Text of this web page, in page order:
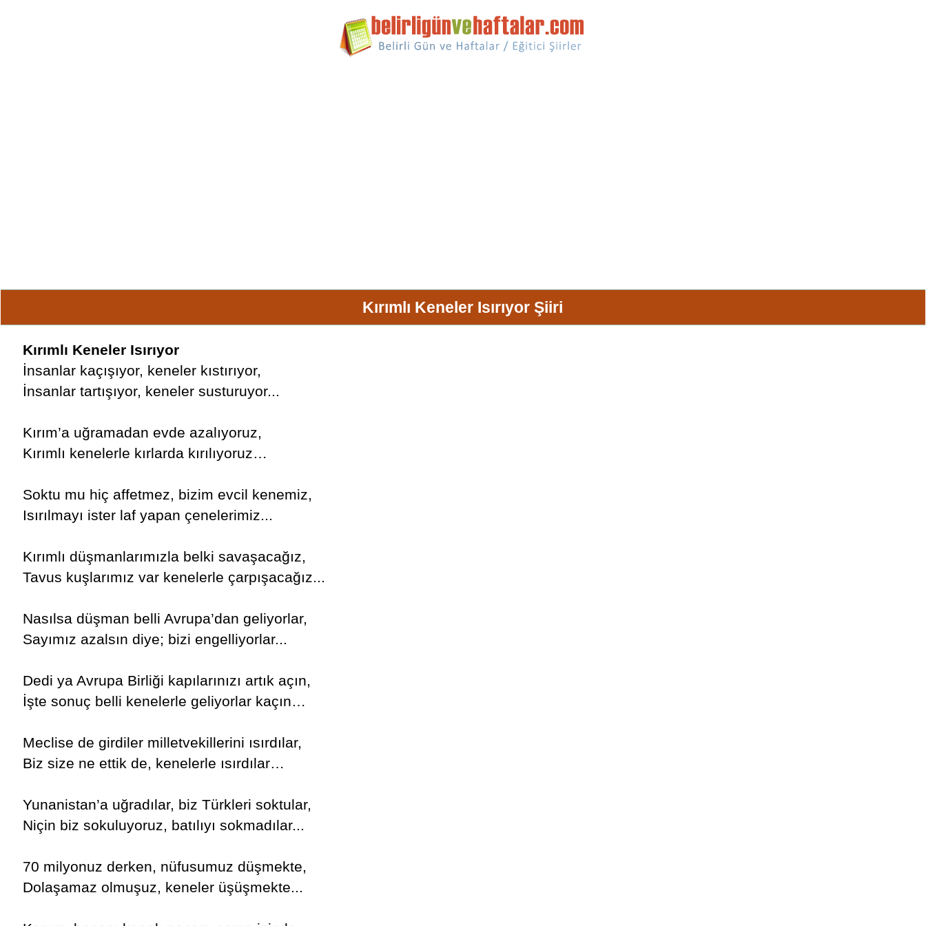
Kırımlı Keneler Isırıyor Şiiri
Kırımlı Keneler Isırıyor
İnsanlar kaçışıyor, keneler kıstırıyor,
İnsanlar tartışıyor, keneler susturuyor...
Kırım’a uğramadan evde azalıyoruz,
Kırımlı kenelerle kırlarda kırılıyoruz…
Soktu mu hiç affetmez, bizim evcil kenemiz,
Isırılmayı ister laf yapan çenelerimiz...
Kırımlı düşmanlarımızla belki savaşacağız,
Tavus kuşlarımız var kenelerle çarpışacağız...
Nasılsa düşman belli Avrupa’dan geliyorlar,
Sayımız azalsın diye; bizi engelliyorlar...
Dedi ya Avrupa Birliği kapılarınızı artık açın,
İşte sonuç belli kenelerle geliyorlar kaçın…
Meclise de girdiler milletvekillerini ısırdılar,
Biz size ne ettik de, kenelerle ısırdılar…
Yunanistan’a uğradılar, biz Türkleri soktular,
Niçin biz sokuluyoruz, batılıyı sokmadılar...
70 milyonuz derken, nüfusumuz düşmekte,
Dolaşamaz olmuşuz, keneler üşüşmekte...